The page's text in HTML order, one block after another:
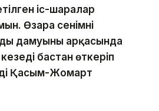
іс-шаралар
Өзара сенімнің
дамуының арқасында
бастан өткеріп
Қасым-Жомарт